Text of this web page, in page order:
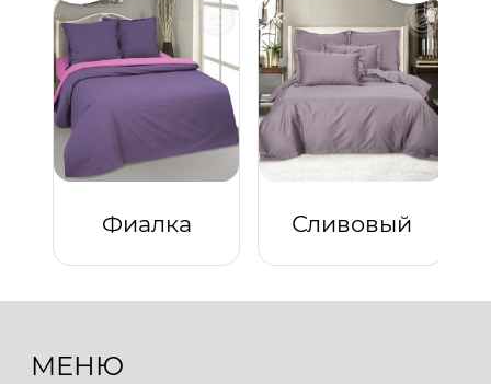
Фиалка Сливовый
МЕНЮ